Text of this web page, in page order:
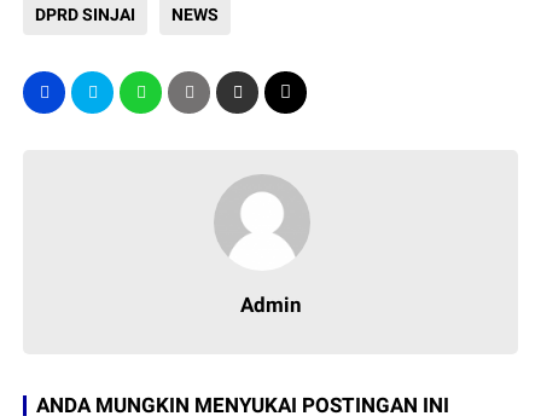
DPRD SINJAI NEWS
Admin
ANDA MUNGKIN MENYUKAI POSTINGAN INI